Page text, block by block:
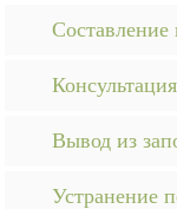
Составление
Вывод из
Устранение